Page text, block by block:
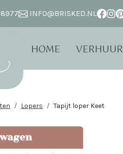
INFO@BRISKED.NL
HOME VERHUUR
Lopers Tapijt loper Keet